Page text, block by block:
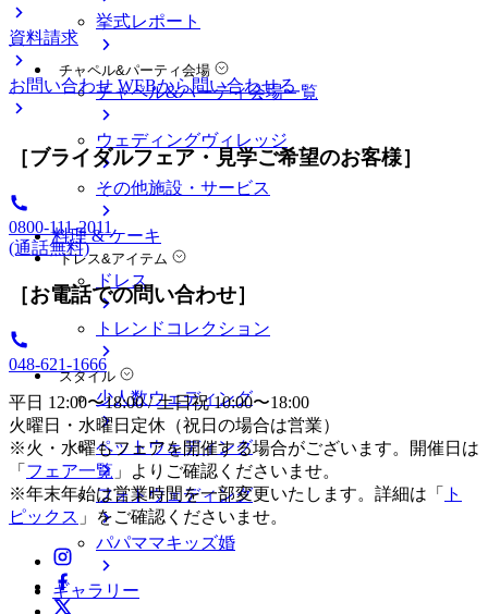
挙式レポート
チャペル&パーティ会場
チャペル&パーティ会場一覧
ウェディングヴィレッジ
その他施設・サービス
料理 & ケーキ
ドレス&アイテム
ドレス
トレンドコレクション
スタイル
少人数ウェディング
ペットウェディング
フォトウェディング
パパママキッズ婚
ギャラリー
資料請求
お問い合わせ WEBから問い合わせる
［ブライダルフェア・見学ご希望のお客様］
0800-111-2011
(通話無料)
［お電話での問い合わせ］
048-621-1666
平日 12:00〜18:00 / 土日祝 10:00〜18:00
火曜日・水曜日定休（祝日の場合は営業）
※火・水曜もフェアを開催する場合がございます。開催日は
「フェア一覧 」よりご確認くださいませ。
※年末年始は営業時間を一部変更いたします。詳細は「 ト
ピックス 」をご確認くださいませ。